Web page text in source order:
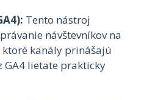
Tento nástroj
návštevníkov na
kanály prinášajú
GA4 lietate prakticky